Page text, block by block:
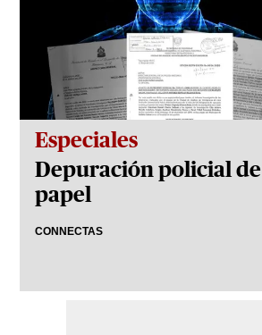
Especiales
Depuración policial de
papel
CONNECTAS